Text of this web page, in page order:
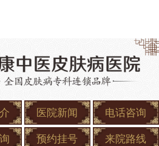
医院新闻 电话咨询
预约挂号 来院路线